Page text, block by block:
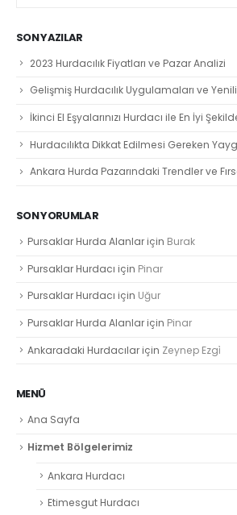
SON YAZILAR
2023 Hurdacılık Fiyatları ve Pazar Analizi
Gelişmiş Hurdacılık Uygulamaları ve
İkinci El Eşyalarınızı Hurdacı ile En İyi
Hurdacılıkta Dikkat Edilmesi Gereken
Ankara Hurda Pazarındaki Trendler ve
SON YORUMLAR
Pursaklar Hurda Alanlariçin Burak
Pursaklar Hurdacı için Pinar
Pursaklar Hurdacı için Uğur
Pursaklar Hurda Alanlariçin Pinar
Ankaradaki Hurdacılariçin Zeynep Ezgi̇
MENÜ
Ana Sayfa
Hizmet Bölgelerimiz
Ankara Hurdacı
Etimesgut Hurdacı